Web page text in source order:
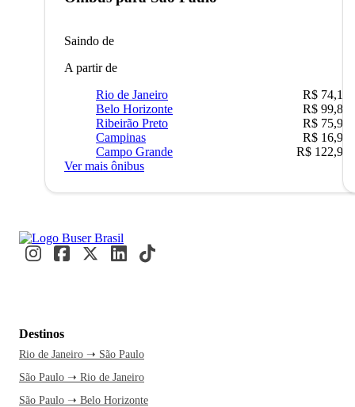
Saindo de
A partir de
Rio de Janeiro
R$ 74,16
Belo Horizonte
R$ 99,89
Ribeirão Preto
R$ 75,90
Campinas
R$ 16,90
Campo Grande
R$ 122,90
Ver mais ônibus
Destinos
Rio de Janeiro ➝ São Paulo
São Paulo ➝ Rio de Janeiro
São Paulo ➝ Belo Horizonte